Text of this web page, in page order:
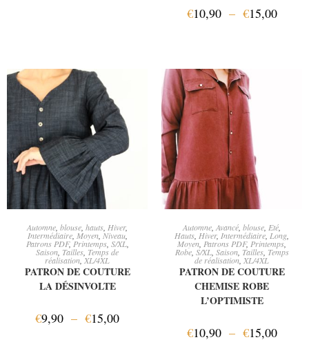
€10,90 – €15,00
CHOIX DES OPTIONS
Automne, blouse, hauts, Hiver,
Intermédiaire, Moyen, Niveau,
Patrons PDF,Printemps, S/XL,
Saison, Tailles, Temps de
réalisation,XL/4XL
PATRON DE COUTURE
LA DÉSINVOLTE
€9,90 – €15,00
CHOIX DES OPTIONS
Automne, Avancé, blouse, Eté,
Hauts, Hiver, Intermédiaire, Long,
Moyen, Patrons PDF, Printemps,
Robe, S/XL, Saison, Tailles, Temps
de réalisation, XL/4XL
PATRON DE COUTURE
CHEMISE ROBE
L’OPTIMISTE
€10,90 – €15,00